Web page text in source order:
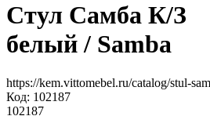
Стул Самба К/З
белый / Samba
https://kem.vittomebel.ru/catalog/stul-
Код: 102187
102187